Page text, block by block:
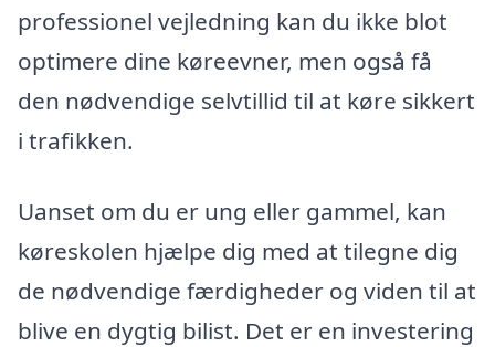
professionel vejledning kan du ikke blot
optimere dine køreevner, men også få
den nødvendige selvtillid til at køre sikkert
i trafikken.
Uanset om du er ung eller gammel, kan
køreskolen hjælpe dig med at tilegne dig
de nødvendige færdigheder og viden til at
blive en dygtig bilist. Det er en investering